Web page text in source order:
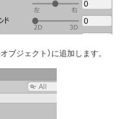
ブジェクト）に追加します。